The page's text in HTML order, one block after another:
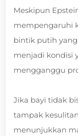
Meskipun
mempengaruhi
bintik putih
menjadi kondisi
mengganggu
Jika bayi tidak
tampak
menunjukkan